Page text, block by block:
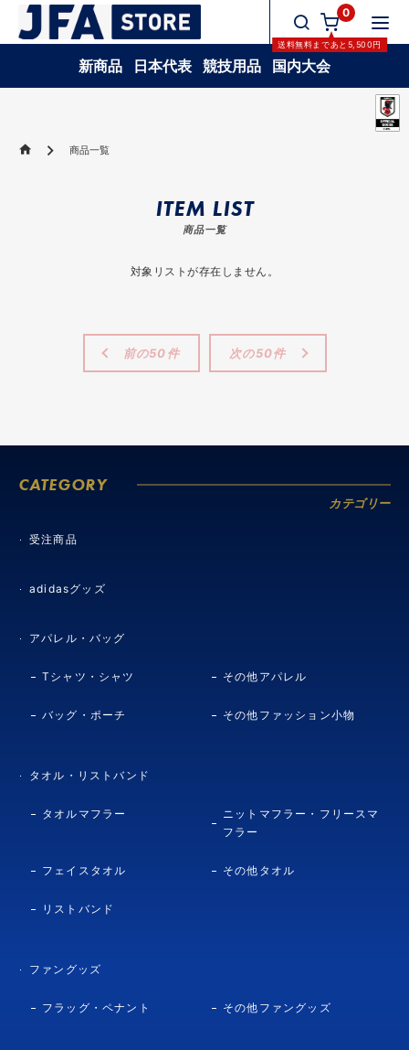
0
送料無料まであと 5,500円
新商品 日本代表 競技用品 国内大会
商品一覧
ITEM LIST
商品一覧
対象リストが存在しません。
前の50件 次の50件
CATEGORY
カテゴリー
受注商品
adidasグッズ
アパレル・バッグ
Tシャツ・シャツ その他アパレル
バッグ・ポーチ その他ファッション小物
タオル・リストバンド
タオルマフラー
ニットマフラー・フリースマ
フラー
フェイスタオル その他タオル
リストバンド
ファングッズ
フラッグ・ペナント その他ファングッズ